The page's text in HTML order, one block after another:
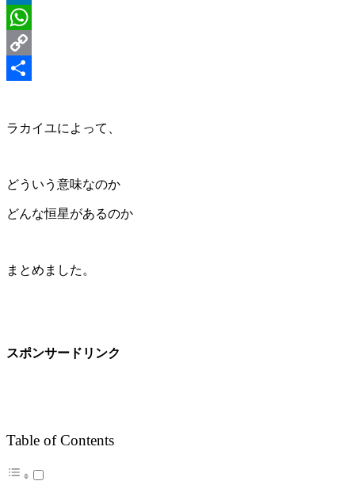
LinkedIn
WhatsApp
Copy
ラカイユによって、
どういう意味なのか
どんな恒星があるのか
まとめました。
スポンサードリンク
Table of Contents